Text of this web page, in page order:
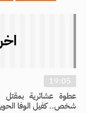
19:05
شخص.. كفيل الوفا